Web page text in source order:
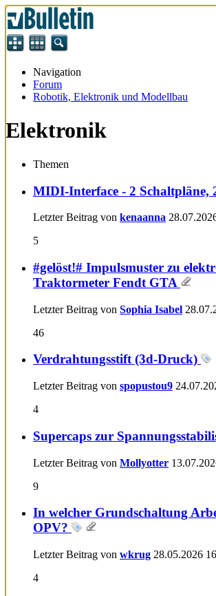
Navigation
Forum
Robotik, Elektronik und Modellbau
Elektronik
Themen
MIDI-Interface - 2 Schaltpläne,
Letzter Beitrag von kenaanna
5
#gelöst!# Impulsmuster zu
Traktormeter Fendt GTA
Letzter Beitrag von Sophia Isabel
46
Verdrahtungsstift (3d-Druck)
Letzter Beitrag von spopustou9
4
Supercaps zur
Letzter Beitrag von Mollyotter
9
In welcher Grundschaltung
OPV?
Letzter Beitrag von wkrug 28.05.2026
4